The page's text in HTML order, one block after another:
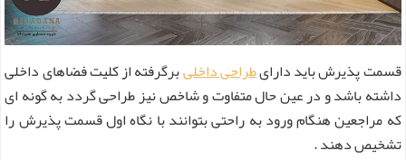
قسمت پذیرش باید دارایطراحی داخلیبرگرفته از کلیت فضاهای داخلی
داشته باشد و در عین حال متفاوت و شاخص نیز طراحی گردد به گونه ای
که مراجعین هنگام ورود به راحتی بتوانند با نگاه اول قسمت پذیرش را
تشخیص دهند .